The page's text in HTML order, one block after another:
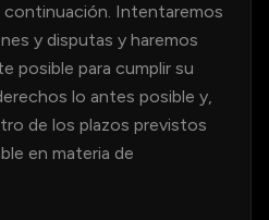
continuación. Intentaremos
y disputas y haremos
posible para cumplir su
lo antes posible y,
de los plazos previstos
en materia de